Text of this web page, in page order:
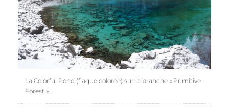
La Colorful Pond (flaque colorée) sur la branche « Primitive
Forest ».